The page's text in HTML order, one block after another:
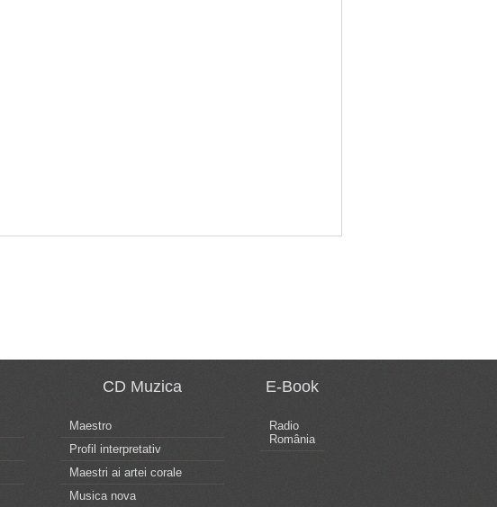
CD Muzica
Maestro
Profil interpretativ
Maestri ai artei corale
Musica nova
E-Book
Radio
România